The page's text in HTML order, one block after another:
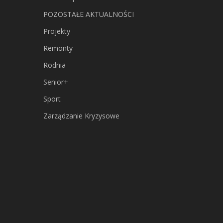
POZOSTAŁE AKTUALNOŚCI
Projekty
Remonty
Rodnia
Senior+
Sport
Zarządzanie Kryzysowe